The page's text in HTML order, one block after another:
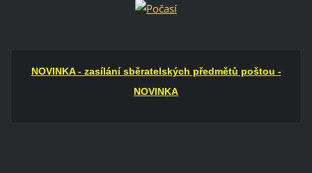
NOVINKA - zasílání sběratelských předmětů poštou -
NOVINKA